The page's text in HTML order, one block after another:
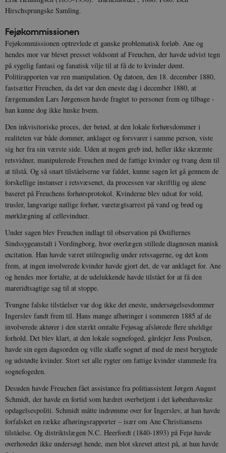
Hirschsprungske Samling.
Fejøkommissionen
Fejøkommissionen optrevlede et ganske problematisk forløb. Ane og
hendes mor var blevet presset voldsomt af Freuchen, der havde udvist tegn
på sygelig fantasi og fanatisk vilje til at få de to kvinder dømt.
Politirapporten var ren manipulation. Og datoen, den 18. december 1880,
fastsætter Freuchen, da det var den eneste dag i december 1880, at
færgemanden Lars Jørgensen havde fragtet to personer frem og tilbage -
han kunne dog ikke huske hvem.
Den inkvisitoriske proces, der betød, at den lokale forhørsdommer i
realiteten var både dommer, anklager og forsvarer i samme person, viste
sig her fra sin værste side. Uden at nogen greb ind, heller ikke skræmte
retsvidner, manipulerede Freuchen med de fattige kvinder og tvang dem til
at tilstå. Og så snart tilståelserne var faldet, kunne sagen let gå gennem de
forskellige instanser i retsvæsenet, da processen var skriftlig og alene
baseret på Freuchens forhørsprotokol. Kvinderne blev udsat for vold,
trusler, langvarige natlige forhør, varetægtsarrest på vand og brød og
mørklægning af cellevinduer.
Under sagen blev Freuchen indlagt til observation på Østifternes
Sindssygeanstalt i Vordingborg, hvor overlægen stillede diagnosen manisk
excitation. Han havde været utilregnelig under retssagerne, og det kom
frem, at ingen involverede kvinder havde gjort det, de var anklaget for. Ane
og hendes mor fortalte, at de udelukkende havde tilstået for at få den
mareridtsagtige sag til at stoppe.
Tvungne falske tilståelser var dog ikke det eneste, undersøgelsesdommer
Ingerslev fandt frem til. Hans mange afhøringer i sommeren 1885 af de
involverede aktører i den stærkt omtalte Fejøsag afslørede flere uheldige
forhold. Det blev klart, at den lokale sognefoged, gårdejer Jens Poulsen,
havde sin egen dagsorden og ville skaffe sognet af med de mest berygtede
og udstødte kvinder. Stort set alle rygter om fattige kvinder stammede fra
sognefogeden.
Desuden havde Freuchen fået assistance fra politiassistent Jørgen August
Schmidt, der havde en fortid som hædret overbetjent i det københavnske
opdagelsespoliti. Schmidt måtte indrømme over for Ingerslev, at han havde
forfalsket en række afhøringsrapporter – især om Ane Christiansens
tilståelse. Og distriktslægen N.C. Heerfordt (1840-1893) på Fejø havde
overhovedet ikke undersøgt hende, men blot skrevet attest på, at hun havde